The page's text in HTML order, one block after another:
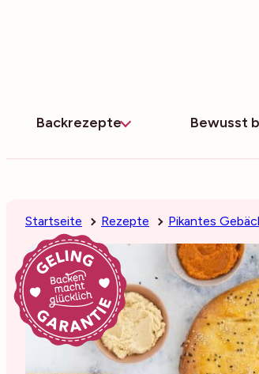
Backrezepte Bewusst
Startseite Rezepte Pikantes